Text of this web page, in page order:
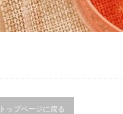
トップページに戻る